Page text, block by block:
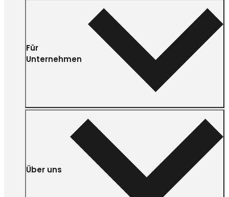
Für
Unternehmen
Über uns